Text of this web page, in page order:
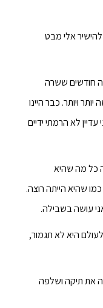
אלי מבט
חודשים ששרה
ויותר. כבר היינו
עדיין לא הרמתי ידיים
כל מה שהיא
שהיא הייתה רוצה.
עושה בשבילה.
היא לא תגמור,
את תיקה ושלפה